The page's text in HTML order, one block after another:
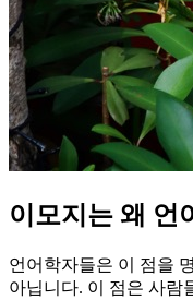
이모지는 왜 언
언어학자들은 이 점을
아닙니다. 이 점은 사람